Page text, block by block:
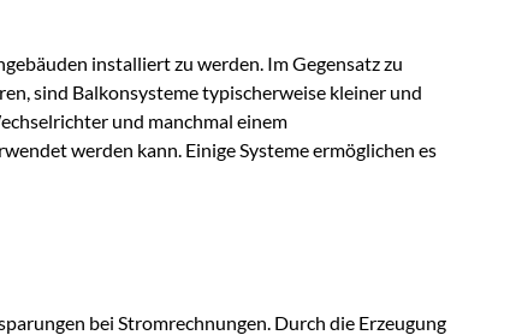
installiert zu werden. Im Gegensatz zu
sind Balkonsysteme typischerweise kleiner und
und manchmal einem
werden kann. Einige Systeme ermöglichen es
bei Stromrechnungen. Durch die Erzeugung